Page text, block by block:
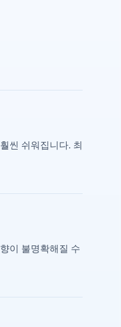
씬 쉬워집니다. 최
이 불명확해질 수